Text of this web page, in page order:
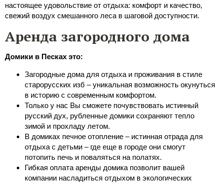
настоящее удовольствие от отдыха: комфорт и качество,
свежий воздух смешанного леса в шаговой доступности.
Аренда загородного дома
Домики в Песках это:
Загородные дома для отдыха и проживания в стиле
старорусских изб – уникальная возможность окунуться
в историю с современным комфортом.
Только у нас Вы сможете почувствовать истинный
русский дух, рубленные домики сохраняют тепло
зимой и прохладу летом.
В домиках печное отопление – истинная отрада для
отдыха с детьми – где еще в городе они смогут
потопить печь и поваляться на полатях.
Гибкая оплата аренды домика позволит вашей
компании насладиться отдыхом в экологических